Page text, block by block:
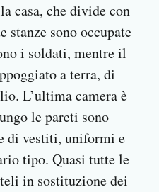
casa, che divide con
sono occupate
i soldati, mentre il
a terra, di
L’ultima camera è
le pareti sono
di vestiti, uniformi e
tipo. Quasi tutte le
in sostituzione dei